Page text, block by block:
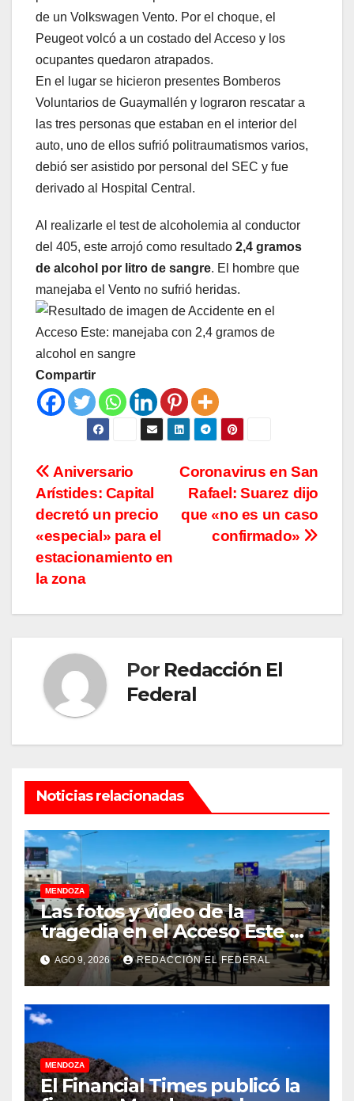
de un Volkswagen Vento. Por el choque, el
Peugeot volcó a un costado del Acceso y los
ocupantes quedaron atrapados.
En el lugar se hicieron presentes Bomberos
Voluntarios de Guaymallén y lograron rescatar a
las tres personas que estaban en el interior del
auto, uno de ellos sufrió politraumatismos varios,
debió ser asistido por personal del SEC y fue
derivado al Hospital Central.
Al realizarle el test de alcoholemia al conductor
del 405, este arrojó como resultado 2,4 gramos
de alcohol por litro de sangre. El hombre que
manejaba el Vento no sufrió heridas.
Compartir
Navegación
de
entradas
Coronavirus en San
Rafael: Suarez dijo
que «no es un caso
confirmado»
Aniversario
Arístides: Capital
decretó un precio
«especial» para el
estacionamiento en
la zona
Por Redacción El
Federal
Noticias relacionadas
MENDOZA
Las fotos y video de la
tragedia en el Acceso Este en
donde murió un padre de
familia
AGO 9, 2026 REDACCIÓN EL FEDERAL
MENDOZA
El Financial Times publicó la